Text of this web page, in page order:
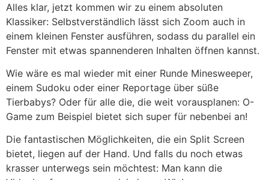
Alles klar, jetzt kommen wir zu einem absoluten
Klassiker: Selbstverständlich lässt sich Zoom auch in
einem kleinen Fenster ausführen, sodass du parallel ein
Fenster mit etwas spannenderen Inhalten öffnen kannst.
Wie wäre es mal wieder mit einer Runde Minesweeper,
einem Sudoku oder einer Reportage über süße
Tierbabys? Oder für alle die, die weit vorausplanen: O-
Game zum Beispiel bietet sich super für nebenbei an!
Die fantastischen Möglichkeiten, die ein Split Screen
bietet, liegen auf der Hand. Und falls du noch etwas
krasser unterwegs sein möchtest: Man kann die